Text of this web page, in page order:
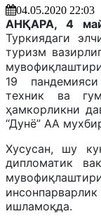
04.05.2020 22:03
АНҚАРА, 4
Туркиядаги
туризм
19
техник ва
ҳамкорликни
“Дунё” АА
Хусусан, шу
дипломатик
ишламоқда.